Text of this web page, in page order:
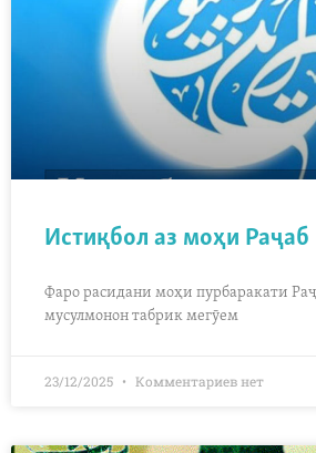
Истиқбол аз моҳи Раҷаб
Фаро расидани моҳи пурбаракати
мусулмонон табрик мегӯем
23/12/2025 Комментариев нет